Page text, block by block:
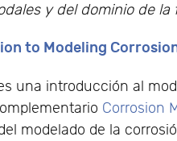
y del dominio de
to Modeling
una introducción al
Corrosion
modelado de la